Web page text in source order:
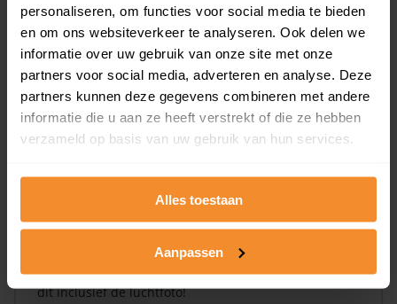
personaliseren, om functies voor social media te bieden
en om ons websiteverkeer te analyseren. Ook delen we
informatie over uw gebruik van onze site met onze
partners voor social media, adverteren en analyse. Deze
partners kunnen deze gegevens combineren met andere
informatie die u aan ze heeft verstrekt of die ze hebben
verzameld op basis van uw gebruik van hun services.
Alles toestaan
Aanpassen
Bekijk product
Direct leverbaar
Kadastrale kaart pakket
Alleen globale ligging perceel
Een uitgebreid overzicht van het perceel en
omliggende percelen met de kadastrale erfgrenzen,
dit inclusief de luchtfoto!